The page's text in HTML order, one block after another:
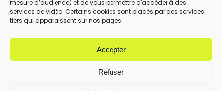
mesure d’audience) et de vous permettre d'accéder à des
services de vidéo. Certains cookies sont placés par des services
tiers qui apparaissent sur nos pages.
Accepter
Refuser
par ce site.